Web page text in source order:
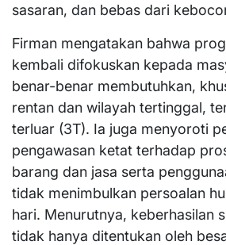
sasaran, dan bebas dari
Firman mengatakan bahwa
kembali difokuskan kepada
benar-benar membutuhkan,
rentan dan wilayah tertinggal,
terluar (3T). Ia juga menyoroti
pengawasan ketat terhadap
barang dan jasa serta
tidak menimbulkan persoalan
hari. Menurutnya, keberhasilan
tidak hanya ditentukan oleh